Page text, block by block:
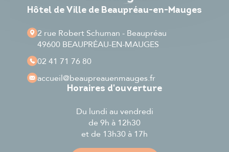
Hôtel de Ville de Beaupréau-en-Mauges
2 rue Robert Schuman - Beaupréau
49600 BEAUPRÉAU-EN-MAUGES
02 41 71 76 80
accueil@beaupreauenmauges.fr
Horaires d'ouverture
Du lundi au vendredi
de 9h à 12h30
et de 13h30 à 17h